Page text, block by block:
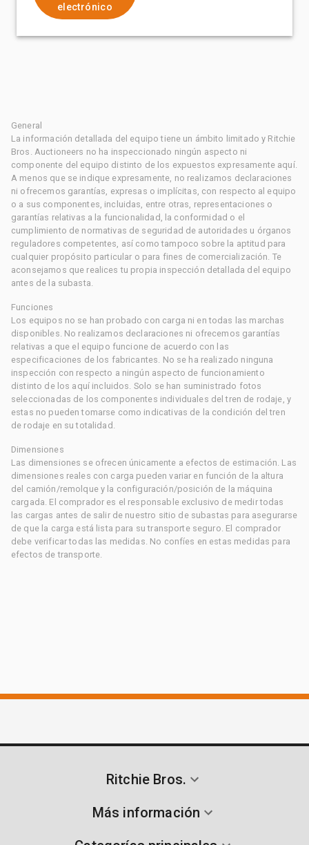
electrónico
General
La información detallada del equipo tiene un ámbito limitado y Ritchie
Bros. Auctioneers no ha inspeccionado ningún aspecto ni
componente del equipo distinto de los expuestos expresamente aquí.
A menos que se indique expresamente, no realizamos declaraciones
ni ofrecemos garantías, expresas o implícitas, con respecto al equipo
o a sus componentes, incluidas, entre otras, representaciones o
garantías relativas a la funcionalidad, la conformidad o el
cumplimiento de normativas de seguridad de autoridades u órganos
reguladores competentes, así como tampoco sobre la aptitud para
cualquier propósito particular o para fines de comercialización. Te
aconsejamos que realices tu propia inspección detallada del equipo
antes de la subasta.
Funciones
Los equipos no se han probado con carga ni en todas las marchas
disponibles. No realizamos declaraciones ni ofrecemos garantías
relativas a que el equipo funcione de acuerdo con las
especificaciones de los fabricantes. No se ha realizado ninguna
inspección con respecto a ningún aspecto de funcionamiento
distinto de los aquí incluidos. Solo se han suministrado fotos
seleccionadas de los componentes individuales del tren de rodaje, y
estas no pueden tomarse como indicativas de la condición del tren
de rodaje en su totalidad.
Dimensiones
Las dimensiones se ofrecen únicamente a efectos de estimación. Las
dimensiones reales con carga pueden variar en función de la altura
del camión/remolque y la configuración/posición de la máquina
cargada. El comprador es el responsable exclusivo de medir todas
las cargas antes de salir de nuestro sitio de subastas para asegurarse
de que la carga está lista para su transporte seguro. El comprador
debe verificar todas las medidas. No confíes en estas medidas para
efectos de transporte.
Ritchie Bros.
Más información